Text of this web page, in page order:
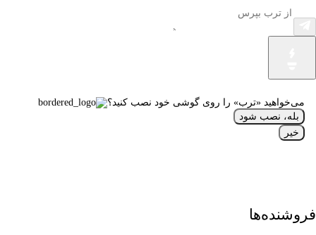
می‌خواهید «ترب» را روی گوشی خود نصب کنید؟
بله، نصب شود
خیر
فروشنده‌ها